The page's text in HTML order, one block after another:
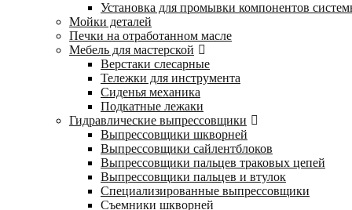
Установка для промывки компонентов
Мойки деталей
Печки на отработанном масле
Мебель для мастерской
Верстаки слесарные
Тележки для инструмента
Сиденья механика
Подкатные лежаки
Гидравлические выпрессовщики
Выпрессовщики шкворней
Выпрессовщики сайлентблоков
Выпрессовщики пальцев траковых цепей
Выпрессовщики пальцев и втулок
Специализированные выпрессовщики
Cъемники шкворней